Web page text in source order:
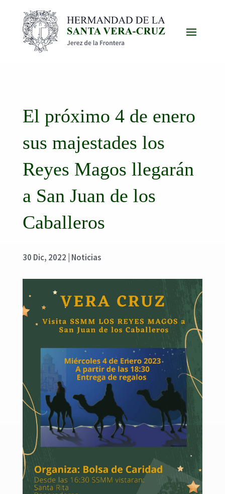
El próximo 4 de enero
sus majestades los
Reyes Magos llegarán
a San Juan de los
Caballeros
30 Dic, 2022 Noticias